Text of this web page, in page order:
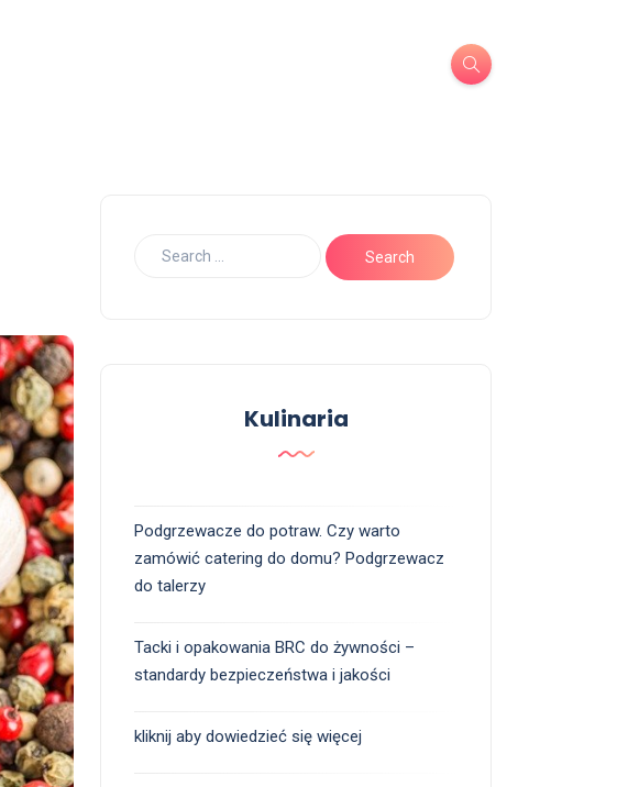
Kulinaria
Podgrzewacze do potraw. Czy warto
zamówić catering do domu? Podgrzewacz
do talerzy
Tacki i opakowania BRC do żywności –
standardy bezpieczeństwa i jakości
kliknij aby dowiedzieć się więcej